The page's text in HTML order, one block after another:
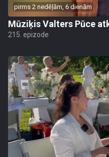
pirms 2 nedēļām, 6 dienām
Mūziķis Valters Pūce
215. epizode